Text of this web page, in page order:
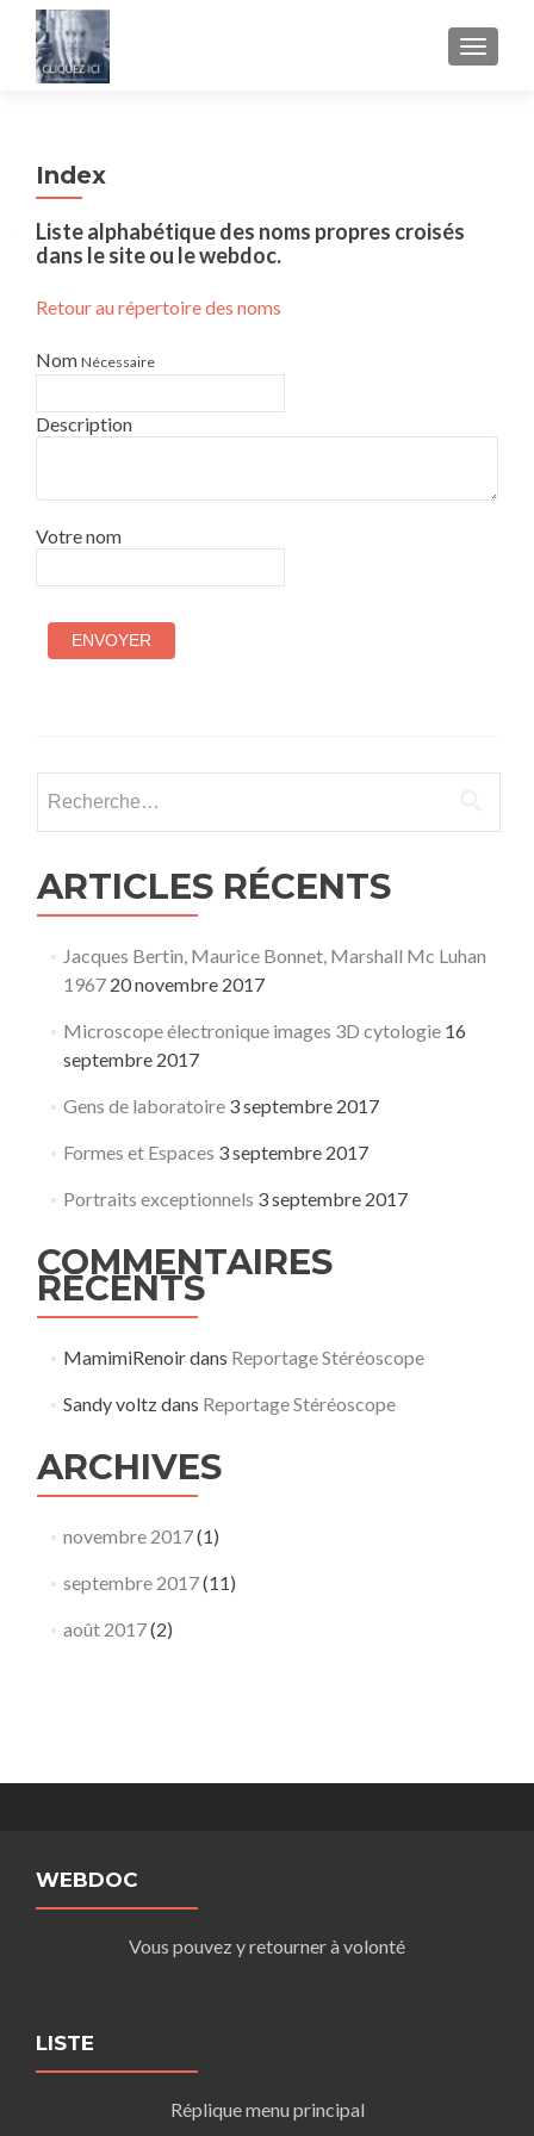
Index
Liste alphabétique des noms propres croisés
dans le site ou le webdoc.
Retour au répertoire des noms
Nom Nécessaire
Description
Votre nom
ENVOYER
ARTICLES RÉCENTS
Jacques Bertin, Maurice Bonnet, Marshall Mc Luhan
1967 20 novembre 2017
Microscope électronique images 3D cytologie 16
septembre 2017
Gens de laboratoire 3 septembre 2017
Formes et Espaces 3 septembre 2017
Portraits exceptionnels 3 septembre 2017
COMMENTAIRES
RÉCENTS
MamimiRenoirdans Reportage Stéréoscope
Sandy voltzdans Reportage Stéréoscope
ARCHIVES
novembre 2017(1)
septembre 2017(11)
août 2017(2)
WEBDOC
Vous pouvez y retourner à volonté
LISTE
Réplique menu principal